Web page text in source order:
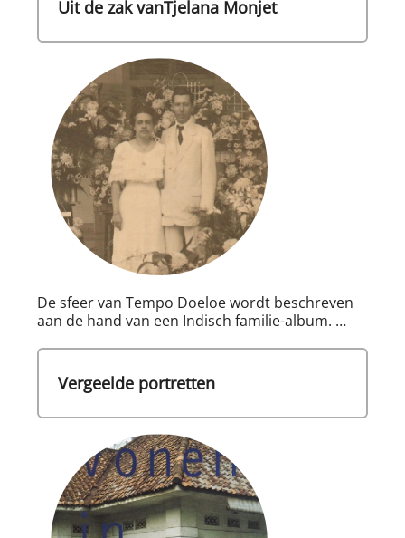
Uit de zak vanTjelana Monjet
De sfeer van Tempo Doeloe wordt beschreven
aan de hand van een Indisch familie-album. …
Vergeelde portretten